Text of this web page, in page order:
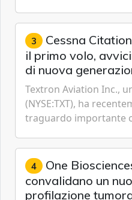
sostenibilità 2026, una
3 Cessna Citation CJ3 Gen3 completa
il primo volo,
di nuova
certificazione
Textron Aviation Inc.,
(NYSE:TXT), ha
traguardo importante
Gen3, avvicinando i...
4 One Biosciences annuncia dati che
convalidano un
profilazione